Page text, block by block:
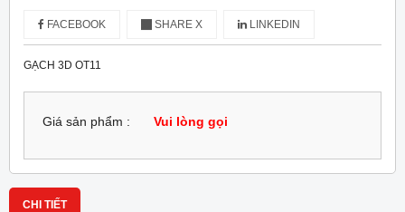
FACEBOOK SHARE X LINKEDIN
GẠCH 3D OT11
Giá sản phẩm : Vui lòng gọi
CHI TIẾT